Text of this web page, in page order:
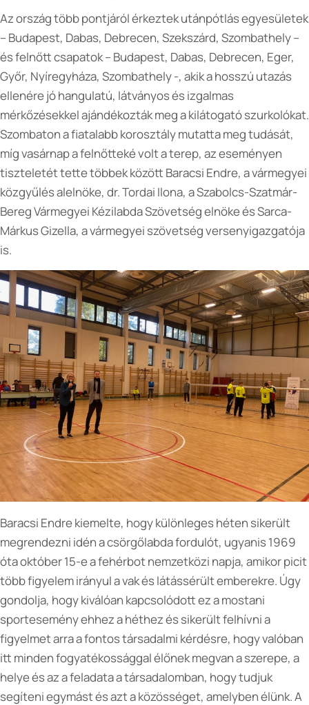
Az ország több pontjáról érkeztek utánpótlás egyesületek
– Budapest, Dabas, Debrecen, Szekszárd, Szombathely –
és felnőtt csapatok – Budapest, Dabas, Debrecen, Eger,
Győr, Nyíregyháza, Szombathely -, akik a hosszú utazás
ellenére jó hangulatú, látványos és izgalmas
mérkőzésekkel ajándékozták meg a kilátogató szurkolókat.
Szombaton a fiatalabb korosztály mutatta meg tudását,
míg vasárnap a felnőtteké volt a terep, az eseményen
tiszteletét tette többek között Baracsi Endre, a vármegyei
közgyűlés alelnöke, dr. Tordai Ilona, a Szabolcs-Szatmár-
Bereg Vármegyei Kézilabda Szövetség elnöke és Sarca-
Márkus Gizella, a vármegyei szövetség versenyigazgatója
is.
Baracsi Endre kiemelte, hogy különleges héten sikerült
megrendezni idén a csörgőlabda fordulót, ugyanis 1969
óta október 15-e a fehérbot nemzetközi napja, amikor picit
több figyelem irányul a vak és látássérült emberekre. Úgy
gondolja, hogy kiválóan kapcsolódott ez a mostani
sportesemény ehhez a héthez és sikerült felhívni a
figyelmet arra a fontos társadalmi kérdésre, hogy valóban
itt minden fogyatékossággal élőnek megvan a szerepe, a
helye és az a feladata a társadalomban, hogy tudjuk
segíteni egymást és azt a közösséget, amelyben élünk. A